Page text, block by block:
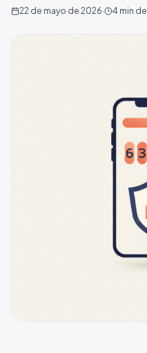
22 de mayo de 2026· 4 min